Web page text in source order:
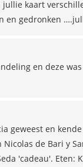
kaart
en gedronken
en deze
geweest en
Nicolas de Bari y
'cadeau'. Eten: